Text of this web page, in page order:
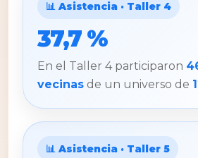
📊 Asistencia · Taller 4
37,7 %
En el Taller 4 participaron
vecinas de un universo de
📊 Asistencia · Taller 5